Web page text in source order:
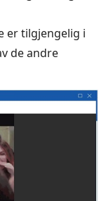
er tilgjengelig i
de andre